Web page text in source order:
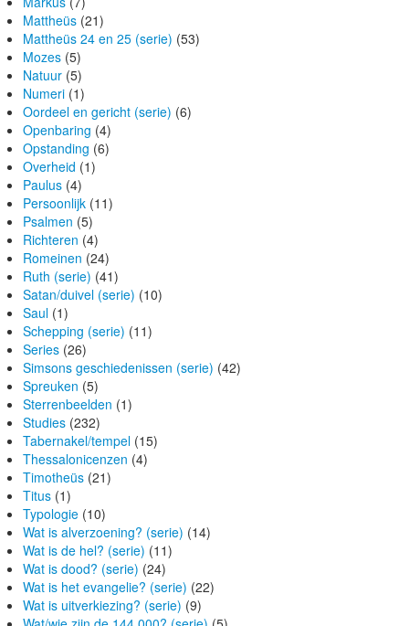
Mattheüs (21)
Mattheüs 24 en 25 (serie) (53)
Mozes (5)
Natuur (5)
Numeri (1)
Oordeel en gericht (serie) (6)
Openbaring (4)
Opstanding (6)
Overheid (1)
Paulus (4)
Persoonlijk (11)
Psalmen (5)
Richteren (4)
Romeinen (24)
Ruth (serie) (41)
Satan/duivel (serie) (10)
Saul (1)
Schepping (serie) (11)
Series (26)
Simsons geschiedenissen (serie) (42)
Spreuken (5)
Sterrenbeelden (1)
Studies (232)
Tabernakel/tempel (15)
Thessalonicenzen (4)
Timotheüs (21)
Titus (1)
Typologie (10)
Wat is alverzoening? (serie) (14)
Wat is de hel? (serie) (11)
Wat is dood? (serie) (24)
Wat is het evangelie? (serie) (22)
Wat is uitverkiezing? (serie) (9)